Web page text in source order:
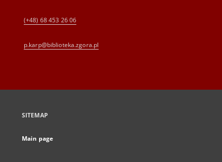
(+48) 68 453 26 06
p.karp@biblioteka.zgora.pl
SITEMAP
Main page